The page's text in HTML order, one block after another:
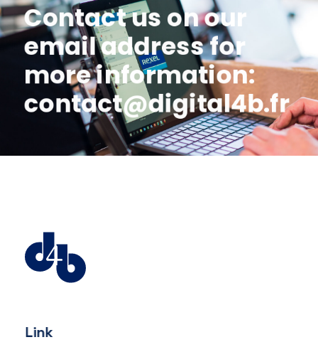
Contact us on our
email address for
more information:
contact@digital4b.fr
Link